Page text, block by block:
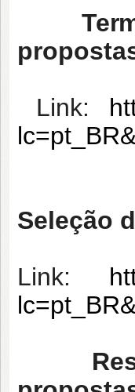
Termo
Link:
Seleção
Link: